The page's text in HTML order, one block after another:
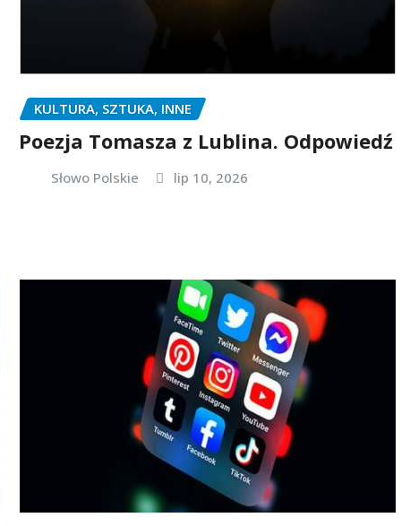
KULTURA, SZTUKA, INNE
Poezja Tomasza z Lublina. Odpowiedź
Słowo Polskie lip 10, 2026